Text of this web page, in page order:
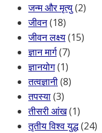
जन्म और मृत्यु(2)
जीवन(18)
जीवन लक्ष्य(15)
ज्ञान मार्ग(7)
ज्ञानयोग(1)
तत्वज्ञानी(8)
तपस्या(3)
तीसरी आंख(1)
तृतीय विश्व युद्ध(24)